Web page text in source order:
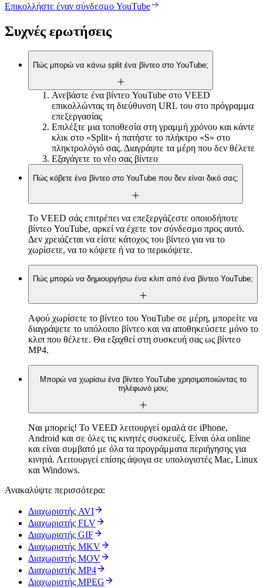
Επικολλήστε έναν σύνδεσμο YouTube
Συχνές ερωτήσεις
Πώς μπορώ να κάνω split ένα βίντεο στο YouTube;
Ανεβάστε ένα βίντεο YouTube στο VEED
επικολλώντας τη διεύθυνση URL του στο πρόγραμμα
επεξεργασίας
Επιλέξτε μια τοποθεσία στη γραμμή χρόνου και κάντε
κλικ στο «Split» ή πατήστε το πλήκτρο «S» στο
πληκτρολόγιό σας. Διαγράψτε τα μέρη που δεν θέλετε
Εξαγάγετε το νέο σας βίντεο
Πώς κόβετε ένα βίντεο στο YouTube που δεν είναι δικό σας;
Το VEED σάς επιτρέπει να επεξεργάζεστε οποιοδήποτε
βίντεο YouTube, αρκεί να έχετε τον σύνδεσμο προς αυτό.
Δεν χρειάζεται να είστε κάτοχος του βίντεο για να το
χωρίσετε, να το κόψετε ή να το περικόψετε.
Πώς μπορώ να δημιουργήσω ένα κλιπ από ένα βίντεο YouTube;
Αφού χωρίσετε το βίντεο του YouTube σε μέρη, μπορείτε να
διαγράψετε το υπόλοιπο βίντεο και να αποθηκεύσετε μόνο το
κλιπ που θέλετε. Θα εξαχθεί στη συσκευή σας ως βίντεο
MP4.
Μπορώ να χωρίσω ένα βίντεο YouTube χρησιμοποιώντας το
τηλέφωνό μου;
Ναι μπορείς! Το VEED λειτουργεί ομαλά σε iPhone,
Android και σε όλες τις κινητές συσκευές. Είναι όλα online
και είναι συμβατό με όλα τα προγράμματα περιήγησης για
κινητά. Λειτουργεί επίσης άψογα σε υπολογιστές Mac, Linux
και Windows.
Ανακαλύψτε περισσότερα:
Διαχωριστής AVI
Διαχωριστής FLV
Διαχωριστής GIF
Διαχωριστής MKV
Διαχωριστής MOV
Διαχωριστής MP4
Διαχωριστής MPEG